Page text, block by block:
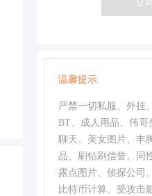
温馨提示
严禁一切私服、外挂
BT、成人用品、伟
聊天、美女图片、丰
品、刷钻刷信誉、同
露点图片、侦探公司
比特币计算、受攻击